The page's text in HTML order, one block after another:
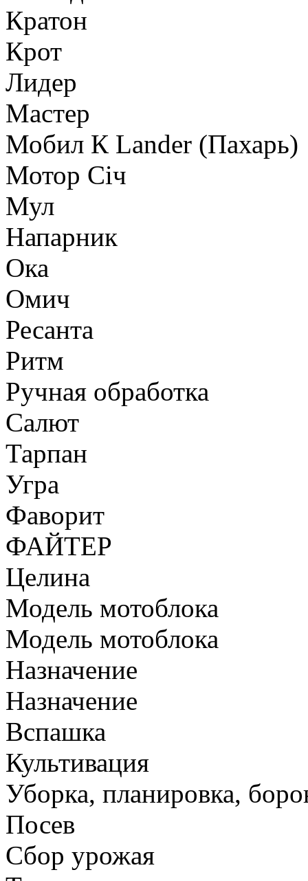
Кратон
Крот
Лидер
Мастер
Мобил К Lander (Пахарь)
Мотор Сiч
Мул
Напарник
Ока
Омич
Ресанта
Ритм
Ручная обработка
Салют
Тарпан
Угра
Фаворит
ФАЙТЕР
Целина
Модель мотоблока
Модель мотоблока
Назначение
Назначение
Вспашка
Культивация
Уборка, планировка,
Посев
Сбор урожая